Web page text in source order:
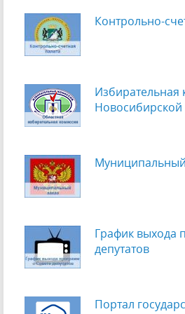
Контрольно-
Избирательная
Новосибирской
Муниципальный
График выхода
депутатов
Портал